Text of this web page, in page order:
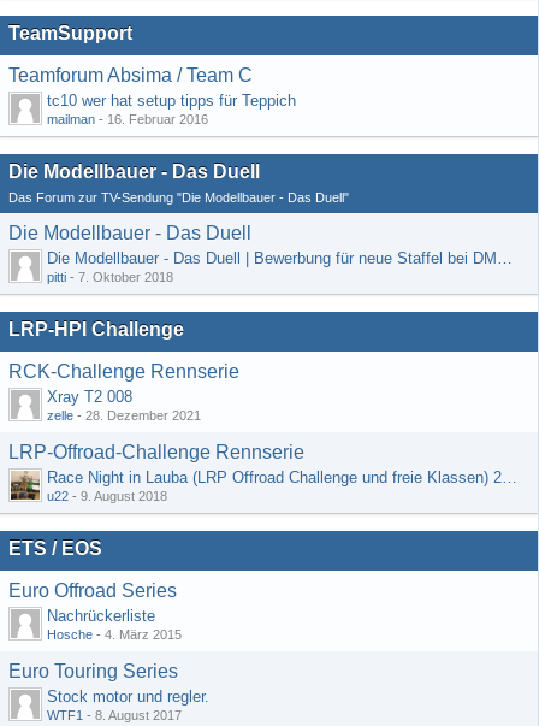
TeamSupport
Teamforum Absima / Team C
tc10 wer hat setup tipps für Teppich
mailman - 16. Februar 2016
Die Modellbauer - Das Duell
Das Forum zur TV-Sendung "Die Modellbauer - Das Duell"
Die Modellbauer - Das Duell
Die Modellbauer - Das Duell | Bewerbung für neue Staffel bei DMAX *Werbung*
pitti - 7. Oktober 2018
LRP-HPI Challenge
RCK-Challenge Rennserie
Xray T2 008
zelle - 28. Dezember 2021
LRP-Offroad-Challenge Rennserie
Race Night in Lauba (LRP Offroad Challenge und freie Klassen) 25/26.08
u22 - 9. August 2018
ETS / EOS
Euro Offroad Series
Nachrückerliste
Hosche - 4. März 2015
Euro Touring Series
Stock motor und regler.
WTF1 - 8. August 2017